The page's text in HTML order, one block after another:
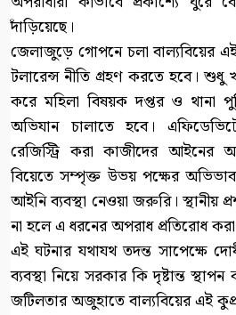
দাঁড়িয়েছে।
জেলাজুড়ে গোপনে চলা বাল্যবিয়ের এই
টলারেন্স নীতি গ্রহণ করতে হবে। শুধু
করে মহিলা বিষয়ক দপ্তর ও থানা
অভিযান চালাতে হবে।
রেজিস্ট্রি করা কাজীদের
বিয়েতে সম্পৃক্ত উভয় পক্ষের
আইনি ব্যবস্থা নেওয়া জরুরি। স্থানীয়
না হলে এ ধরনের অপরাধ প্রতিরোধ
এই ঘটনার যথাযথ তদন্ত সাপেক্ষে
ব্যবস্থা নিয়ে সরকার কি দৃষ্টান্ত
জটিলতার অজুহাতে বাল্যবিয়ের এই